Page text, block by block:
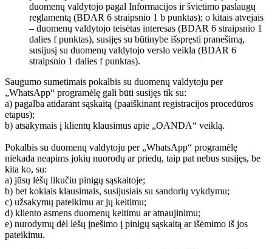
duomenų valdytojo pagal Informacijos ir švietimo paslaugų
reglamentą (BDAR 6 straipsnio 1 b punktas); o kitais atvejais
– duomenų valdytojo teisėtas interesas (BDAR 6 straipsnio 1
dalies f punktas), susijęs su būtinybe išspręsti pranešimą,
susijusį su duomenų valdytojo verslo veikla (BDAR 6
straipsnio 1 dalies f punktas).
Saugumo sumetimais pokalbis su duomenų valdytoju per
„WhatsApp“ programėlę gali būti susijęs tik su:
a) pagalba atidarant sąskaitą (paaiškinant registracijos procedūros
etapus);
b) atsakymais į klientų klausimus apie „OANDA“ veiklą.
Pokalbis su duomenų valdytoju per „WhatsApp“ programėlę
niekada neapims jokių nuorodų ar priedų, taip pat nebus susijęs, be
kita ko, su:
a) jūsų lėšų likučiu pinigų sąskaitoje;
b) bet kokiais klausimais, susijusiais su sandorių vykdymu;
c) užsakymų pateikimu ar jų keitimu;
d) kliento asmens duomenų keitimu ar atnaujinimu;
e) nurodymų dėl lėšų įnešimo į pinigų sąskaitą ar išėmimo iš jos
pateikimu.